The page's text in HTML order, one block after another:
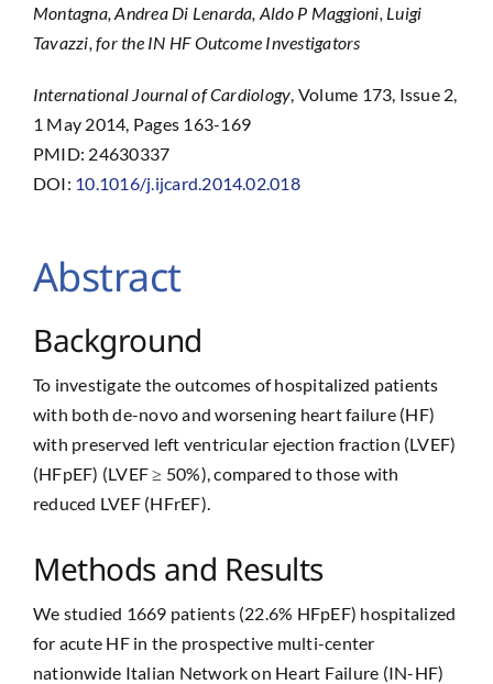
Montagna, Andrea Di Lenarda, Aldo P Maggioni, Luigi
Tavazzi, for the IN HF Outcome Investigators
International Journal of Cardiology , Volume 173, Issue 2,
1 May 2014, Pages 163-169
PMID: 24630337
DOI: 10.1016/j.ijcard.2014.02.018
Abstract
Background
To investigate the outcomes of hospitalized patients
with both de-novo and worsening heart failure (HF)
with preserved left ventricular ejection fraction (LVEF)
(HFpEF) (LVEF ≥ 50%), compared to those with
reduced LVEF (HFrEF).
Methods and Results
We studied 1669 patients (22.6% HFpEF) hospitalized
for acute HF in the prospective multi-center
nationwide Italian Network on Heart Failure (IN-HF)